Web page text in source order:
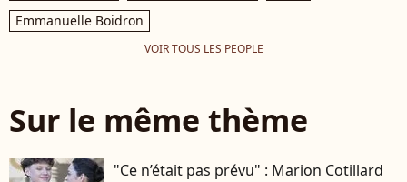
Emmanuelle Boidron
VOIR TOUS LES PEOPLE
Sur le même thème
"Ce n’était pas prévu" : Marion Cotillard